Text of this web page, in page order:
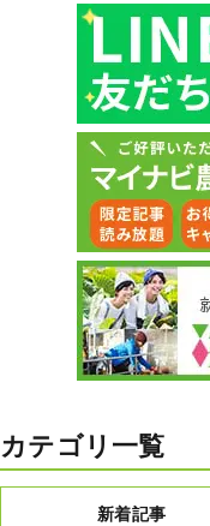
カテゴリ一覧
新着記事